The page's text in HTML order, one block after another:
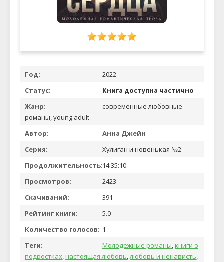
Год:
2022
Статус:
Книга доступна частично
Жанр:
современные любовные
романы, young adult
Автор:
Анна Джейн
Серия:
Хулиган и новенькая №2
Продолжительность:14:35:10
Просмотров:
2423
Скачиваний:
391
Рейтинг книги:
5.0
Количество голосов: 1
Теги:
Молодежные романы,книги о
подростках,настоящая любовь,любовь и ненависть,